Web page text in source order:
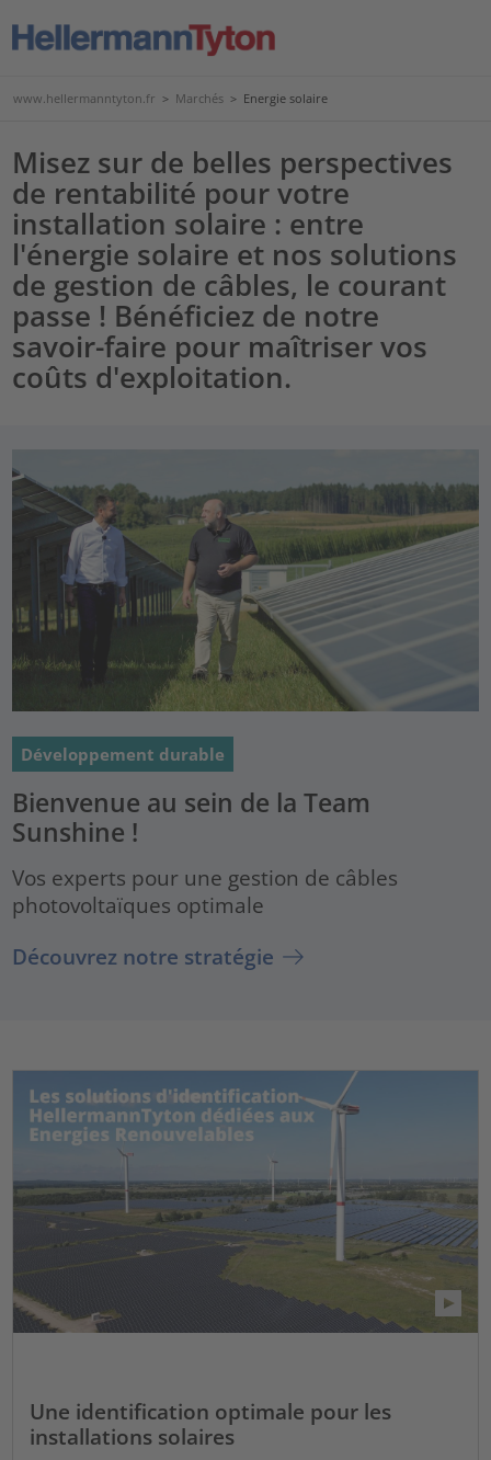
www.hellermanntyton.fr > Marchés > Energie solaire
Misez sur de belles perspectives
de rentabilité pour votre
installation solaire : entre
l'énergie solaire et nos solutions
de gestion de câbles, le courant
passe ! Bénéficiez de notre
savoir-faire pour maîtriser vos
coûts d'exploitation.
Développement durable
Bienvenue au sein de la Team
Sunshine !
Vos experts pour une gestion de câbles
photovoltaïques optimale
Découvrez notre stratégie
Une identification optimale pour les
installations solaires